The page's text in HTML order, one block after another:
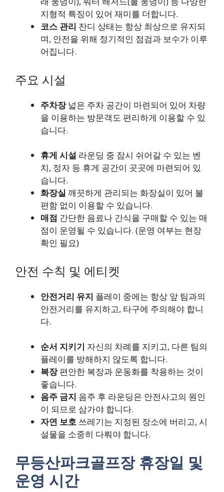
지형적 특징이 있어 재미를 더합니다.
코스 관리 잔디 상태는 항상 최상으로 유지되
며, 안전을 위해 정기적인 점검과 보수가 이루
어집니다.
주요 시설
주차장넓은 주차 공간이 마련되어 있어 차량
을 이용하는 방문객도 편리하게 이용할 수 있
습니다.
휴게 시설 라운딩 중 잠시 쉬어갈 수 있는 벤
치, 정자 등 휴게 공간이 곳곳에 마련되어 있
습니다.
화장실 깨끗하게 관리되는 화장실이 있어 불
편함 없이 이용할 수 있습니다.
매점 간단한 음료나 간식을 구매할 수 있는 매
점이 운영될 수 있습니다. (운영 여부는 현장
확인 필요)
안전 수칙 및 에티켓
안전거리 유지 플레이 중에는 항상 앞 팀과의
안전거리를 유지하고, 타구에 주의해야 합니
다.
순서 지키기 자신의 차례를 지키고, 다른 팀의
플레이를 방해하지 않도록 합니다.
복장편안한 복장과 운동화를 착용하는 것이
좋습니다.
음주 금지 음주 후 라운딩은 안전사고의 원인
이 되므로 삼가야 합니다.
자연 보호 쓰레기는 지정된 장소에 버리고, 시
설물을 소중히 다뤄야 합니다.
무등산파크골프장 휴장일 및
운영 시간